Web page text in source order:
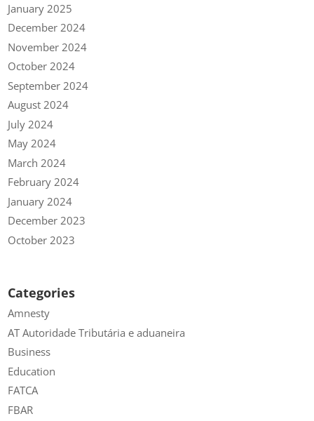
January 2025
December 2024
November 2024
October 2024
September 2024
August 2024
July 2024
May 2024
March 2024
February 2024
January 2024
December 2023
October 2023
Categories
Amnesty
AT Autoridade Tributária e aduaneira
Business
Education
FATCA
FBAR